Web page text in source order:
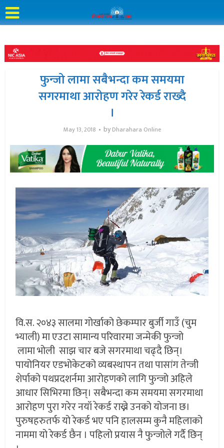
फुन्जो लामा सबैभन्दा कम समयमा
सगरमाथा आरोहण गरेर रेकर्ड राख्दै
।
May 13, 2018 by Dharahara Online
वि.स. २०४३ सालमा गोर्खाको छेकम्पार बुर्जी गाउँ (चुम
भ्याली) मा एउटा सामान्य परिवारमा जन्मेकी फुन्जो
लामा भोली साझ चार बजे सगरमाथा चढ्दै छिन्।
पायोनियर एडभोकेटको व्यबस्थापन तथा पासांग तेन्जी
शेर्पाको पथप्रदशर्नमा आरोहणको लागि फुन्जो अहिले
आधार सिभिरमा छिन्। सबैभन्दा कम समयमा सगरमाथा
आरोहण पुरा गरेर नयॉ रेकर्ड राख्ने उनको योजना छ।
पुरुषहरुतर्फ यो रेकर्ड भए पनि हालसम्म कुनै महिलाको
नाममा यो रेकर्ड छैन । पहिलो प्रयास नै फुन्जोले गर्दै छिन्